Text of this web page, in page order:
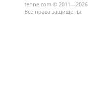
tehne.com © 2011—2026
Все права защищены.